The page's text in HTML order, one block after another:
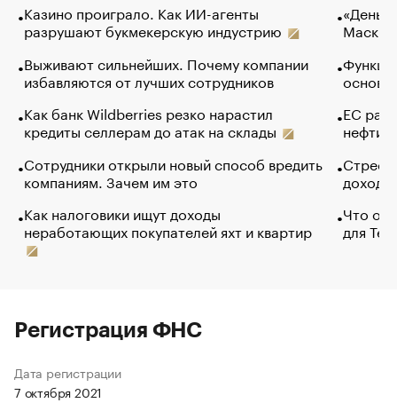
Казино проиграло. Как ИИ-агенты
разрушают букмекерскую индустрию
Выживают сильнейших. Почему компании
избавляются от лучших сотрудников
Как банк Wildberries резко нарастил
кредиты селлерам до атак на склады
Сотрудники открыли новый способ вредить
компаниям. Зачем им это
Как налоговики ищут доходы
неработающих покупателей яхт и квартир
Маск в
основ
ЕС
нефти
Что
для
Регистрация ФНС
Дата регистрации
7 октября 2021